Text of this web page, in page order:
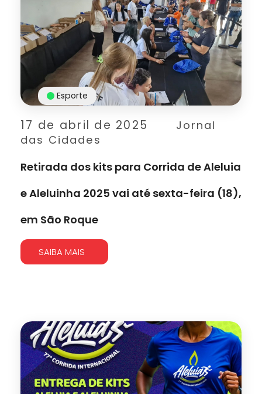
17 de abril de 2025
Jornal
das Cidades
Esporte
Retirada dos kits para Corrida de Aleluia
e Aleluinha 2025 vai até sexta-feira (18),
em São Roque
SAIBA MAIS